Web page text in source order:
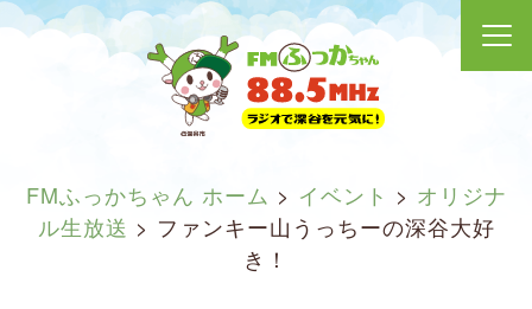
FMふっかちゃん ホーム > イベント > オリジナ
ル生放送 > ファンキー山うっちーの深谷大好
き！